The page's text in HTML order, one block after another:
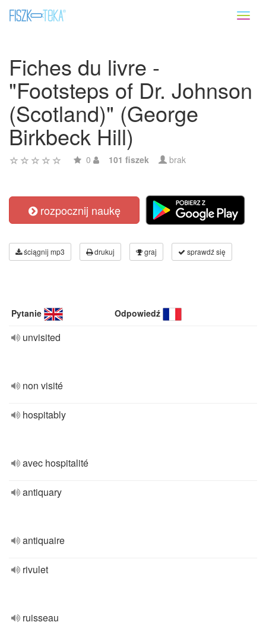
Fiches du livre -
"Footsteps of Dr. Johnson
(Scotland)" (George
Birkbeck Hill)
0 101 fiszek brak
rozpocznij naukę
ściągnij mp3 drukuj graj sprawdź się
Pytanie Odpowiedź
unvisited
non visité
hospitably
avec hospitalité
antiquary
antiquaire
rivulet
ruisseau